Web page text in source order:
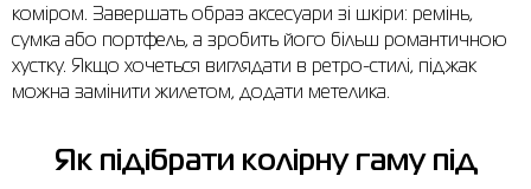
коміром. Завершать образ аксесуари зі шкіри: ремінь,
сумка або портфель, а зробить його більш романтичною
хустку. Якщо хочеться виглядати в ретро-стилі, піджак
можна замінити жилетом, додати метелика.
Як підібрати колірну гаму під